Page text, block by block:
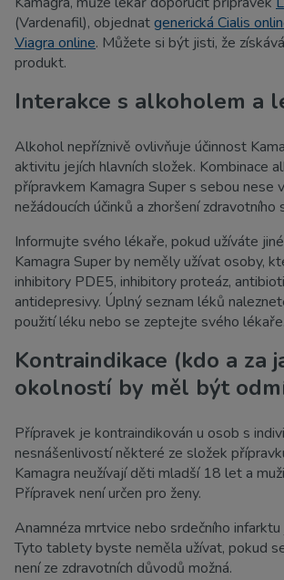
(Vardenafil), objednatgenerická Cialis
Viagra online. Můžete si být jisti, že
produkt.
Interakce s alkoholem a
Alkohol nepříznivě ovlivňuje účinnost
aktivitu jejích hlavních složek. Kombinace
přípravkem Kamagra Super s sebou nese
nežádoucích účinků a zhoršení zdravotního
Informujte svého lékaře, pokud užíváte
Kamagra Super by neměly užívat osoby,
inhibitory PDE5, inhibitory proteáz,
antidepresivy. Úplný seznam léků
použití léku nebo se zeptejte svého lékaře.
Kontraindikace (kdo a za
okolností by měl být
Přípravek je kontraindikován u osob s
nesnášenlivostí některé ze složek
Kamagra neužívají děti mladší 18 let a
Přípravek není určen pro ženy.
Anamnéza mrtvice nebo srdečního
Tyto tablety byste neměla užívat, pokud
není ze zdravotních důvodů možná.